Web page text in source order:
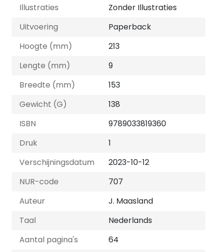
Illustraties
Zonder Illustraties
Uitvoering
Paperback
Hoogte (mm)
213
Lengte (mm)
9
Breedte (mm)
153
Gewicht (G)
138
ISBN
9789033819360
Druk
1
Verschijningsdatum
2023-10-12
NUR-code
707
Auteur
J. Maasland
Taal
Nederlands
Aantal pagina's
64